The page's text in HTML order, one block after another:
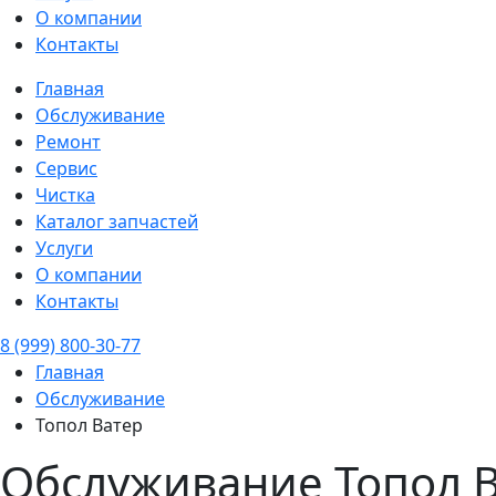
О компании
Контакты
Главная
Обслуживание
Ремонт
Сервис
Чистка
Каталог запчастей
Услуги
О компании
Контакты
8 (999) 800-30-77
Главная
Обслуживание
Топол Ватер
Обслуживание Топол